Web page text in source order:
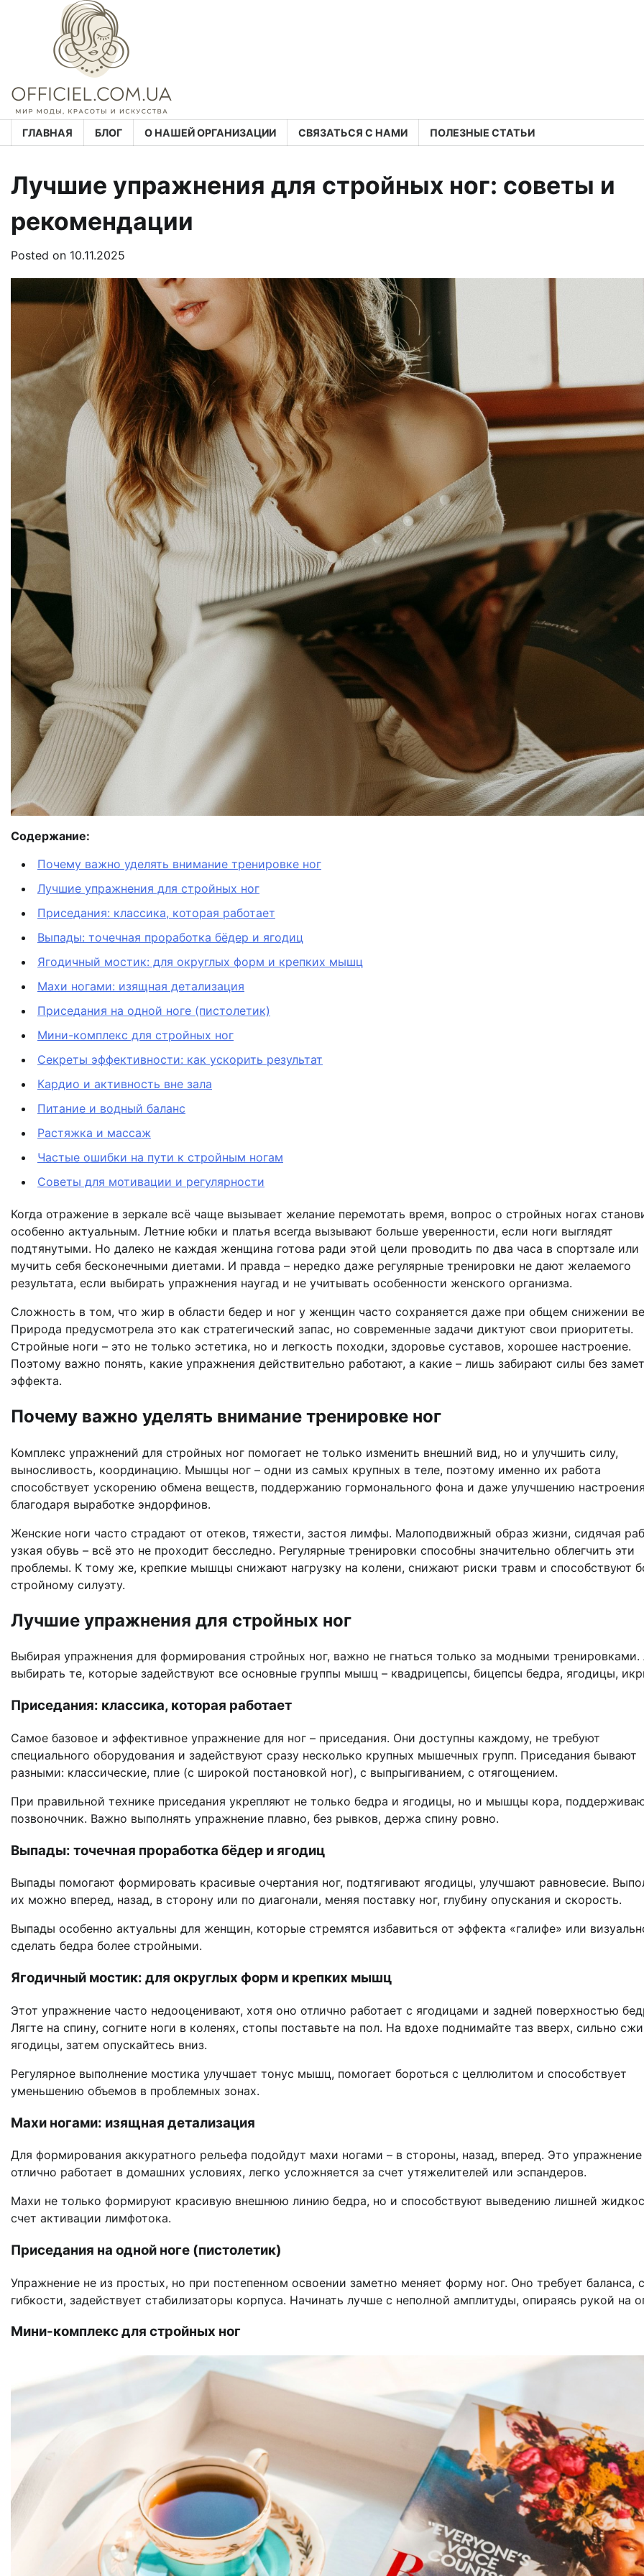
ГЛАВНАЯ БЛОГ О НАШЕЙ ОРГАНИЗАЦИИ СВЯЗАТЬСЯ С НАМИ ПОЛЕЗНЫЕ СТАТЬИ
Лучшие упражнения для стройных ног: советы и
рекомендации
Posted on 10.11.2025
Содержание:
Почему важно уделять внимание тренировке ног
Лучшие упражнения для стройных ног
Приседания: классика, которая работает
Выпады: точечная проработка бёдер и ягодиц
Ягодичный мостик: для округлых форм и крепких мышц
Махи ногами: изящная детализация
Приседания на одной ноге (пистолетик)
Мини-комплекс для стройных ног
Секреты эффективности: как ускорить результат
Кардио и активность вне зала
Питание и водный баланс
Растяжка и массаж
Частые ошибки на пути к стройным ногам
Советы для мотивации и регулярности
Когда отражение в зеркале всё чаще вызывает желание перемотать время, вопрос о стройных ногах
особенно актуальным. Летние юбки и платья всегда вызывают больше уверенности, если ноги выглядят
подтянутыми. Но далеко не каждая женщина готова ради этой цели проводить по два часа в спортзале или
мучить себя бесконечными диетами. И правда – нередко даже регулярные тренировки не дают желаемого
результата, если выбирать упражнения наугад и не учитывать особенности женского организма.
Сложность в том, что жир в области бедер и ног у женщин часто сохраняется даже при общем снижении
Природа предусмотрела это как стратегический запас, но современные задачи диктуют свои приоритеты.
Стройные ноги – это не только эстетика, но и легкость походки, здоровье суставов, хорошее настроение.
Поэтому важно понять, какие упражнения действительно работают, а какие – лишь забирают силы без
эффекта.
Почему важно уделять внимание тренировке ног
Комплекс упражнений для стройных ног помогает не только изменить внешний вид, но и улучшить силу,
выносливость, координацию. Мышцы ног – одни из самых крупных в теле, поэтому именно их работа
способствует ускорению обмена веществ, поддержанию гормонального фона и даже улучшению
благодаря выработке эндорфинов.
Женские ноги часто страдают от отеков, тяжести, застоя лимфы. Малоподвижный образ жизни, сидячая
узкая обувь – всё это не проходит бесследно. Регулярные тренировки способны значительно облегчить эти
проблемы. К тому же, крепкие мышцы снижают нагрузку на колени, снижают риски травм и способствуют
стройному силуэту.
Лучшие упражнения для стройных ног
Выбирая упражнения для формирования стройных ног, важно не гнаться только за модными
выбирать те, которые задействуют все основные группы мышц – квадрицепсы, бицепсы бедра, ягодицы,
Приседания: классика, которая работает
Самое базовое и эффективное упражнение для ног – приседания. Они доступны каждому, не требуют
специального оборудования и задействуют сразу несколько крупных мышечных групп. Приседания бывают
разными: классические, плие (с широкой постановкой ног), с выпрыгиванием, с отягощением.
При правильной технике приседания укрепляют не только бедра и ягодицы, но и мышцы кора,
позвоночник. Важно выполнять упражнение плавно, без рывков, держа спину ровно.
Выпады: точечная проработка бёдер и ягодиц
Выпады помогают формировать красивые очертания ног, подтягивают ягодицы, улучшают равновесие.
их можно вперед, назад, в сторону или по диагонали, меняя поставку ног, глубину опускания и скорость.
Выпады особенно актуальны для женщин, которые стремятся избавиться от эффекта «галифе» или
сделать бедра более стройными.
Ягодичный мостик: для округлых форм и крепких мышц
Этот упражнение часто недооценивают, хотя оно отлично работает с ягодицами и задней поверхностью
Лягте на спину, согните ноги в коленях, стопы поставьте на пол. На вдохе поднимайте таз вверх, сильно
ягодицы, затем опускайтесь вниз.
Регулярное выполнение мостика улучшает тонус мышц, помогает бороться с целлюлитом и способствует
уменьшению объемов в проблемных зонах.
Махи ногами: изящная детализация
Для формирования аккуратного рельефа подойдут махи ногами – в стороны, назад, вперед. Это упражнение
отлично работает в домашних условиях, легко усложняется за счет утяжелителей или эспандеров.
Махи не только формируют красивую внешнюю линию бедра, но и способствуют выведению лишней
счет активации лимфотока.
Приседания на одной ноге (пистолетик)
Упражнение не из простых, но при постепенном освоении заметно меняет форму ног. Оно требует баланса,
гибкости, задействует стабилизаторы корпуса. Начинать лучше с неполной амплитуды, опираясь рукой на
Мини-комплекс для стройных ног